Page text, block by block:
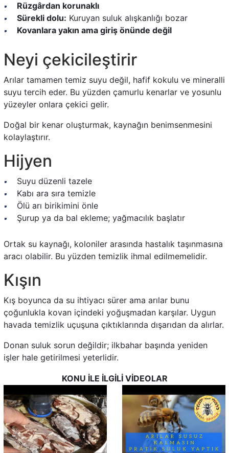
Rüzgârdan korunaklı
Sürekli dolu: Kuruyan suluk alışkanlığı bozar
Kovanlara yakın ama giriş önünde değil
Neyi çekicileştirir
Arılar tamamen temiz suyu değil, hafif kokulu ve mineralli
suyu tercih eder. Bu yüzden çamurlu kenarlar ve yosunlu
yüzeyler onlara çekici gelir.
Doğal bir kenar oluşturmak, kaynağın benimsenmesini
kolaylaştırır.
Hijyen
Suyu düzenli tazele
Kabı ara sıra temizle
Ölü arı birikimini önle
Şurup ya da bal ekleme; yağmacılık başlatır
Ortak su kaynağı, koloniler arasında hastalık taşınmasına
aracı olabilir. Bu yüzden temizlik ihmal edilmemelidir.
Kışın
Kış boyunca da su ihtiyacı sürer ama arılar bunu
çoğunlukla kovan içindeki yoğuşmadan karşılar. Uygun
havada temizlik uçuşuna çıktıklarında dışarıdan da alırlar.
Donan suluk sorun değildir; ilkbahar başında yeniden
işler hale getirilmesi yeterlidir.
KONU İLE İLGİLİ VİDEOLAR